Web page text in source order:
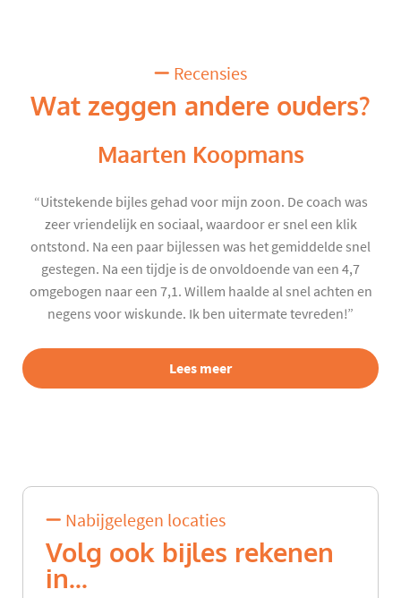
Recensies
Wat zeggen andere ouders?
Maarten Koopmans
“Uitstekende bijles gehad voor mijn zoon. De coach was
zeer vriendelijk en sociaal, waardoor er snel een klik
ontstond. Na een paar bijlessen was het gemiddelde snel
gestegen. Na een tijdje is de onvoldoende van een 4,7
omgebogen naar een 7,1. Willem haalde al snel achten en
negens voor wiskunde. Ik ben uitermate tevreden!”
Lees meer
Nabijgelegen locaties
Volg ook bijles rekenen
in...